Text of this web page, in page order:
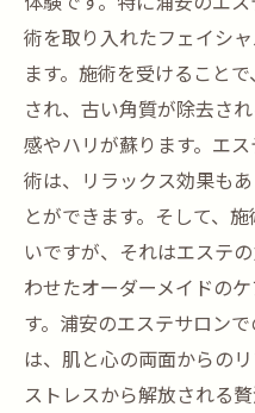
術を取り入れたフェイシ
ます。施術を受けること
され、古い角質が除去さ
感やハリが蘇ります。エ
術は、リラックス効果も
とができます。そして、
いですが、それはエステ
わせたオーダーメイドの
す。浦安のエステサロン
は、肌と心の両面からの
ストレスから解放される